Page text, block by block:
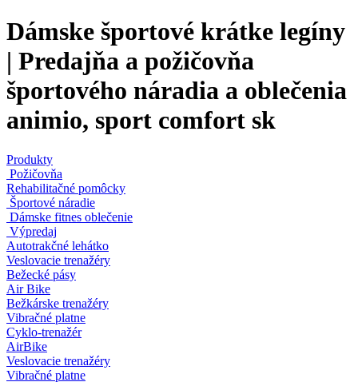
Dámske športové krátke legíny
| Predajňa a požičovňa
športového náradia a oblečenia
animio, sport comfort sk
Produkty
Požičovňa
Rehabilitačné pomôcky
Športové náradie
Dámske fitnes oblečenie
Výpredaj
Autotrakčné lehátko
Veslovacie trenažéry
Bežecké pásy
Air Bike
Bežkárske trenažéry
Vibračné platne
Cyklo-trenažér
AirBike
Veslovacie trenažéry
Vibračné platne